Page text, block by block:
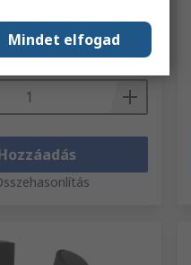
8104 Ft/egység
Mindet elfogad